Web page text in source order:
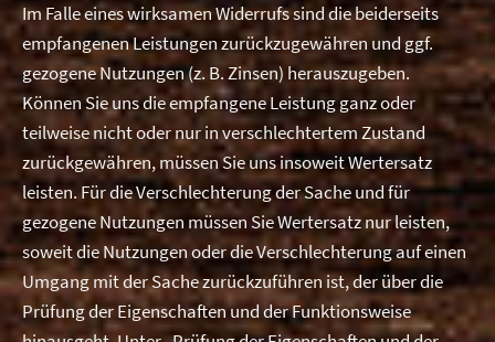
Im Falle eines wirksamen Widerrufs sind die beiderseits
empfangenen Leistungen zurückzugewähren und ggf.
gezogene Nutzungen (z. B. Zinsen) herauszugeben.
Können Sie uns die empfangene Leistung ganz oder
teilweise nicht oder nur in verschlechtertem Zustand
zurückgewähren, müssen Sie uns insoweit Wertersatz
leisten. Für die Verschlechterung der Sache und für
gezogene Nutzungen müssen Sie Wertersatz nur leisten,
soweit die Nutzungen oder die Verschlechterung auf einen
Umgang mit der Sache zurückzuführen ist, der über die
Prüfung der Eigenschaften und der Funktionsweise